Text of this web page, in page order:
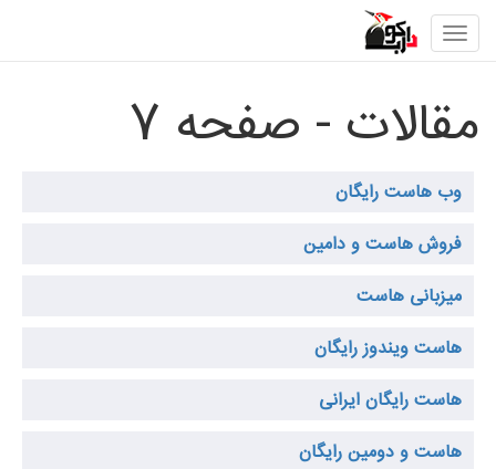
Toggle
navigation
مقالات - صفحه 7
وب هاست رایگان
فروش هاست و دامین
میزبانی هاست
هاست ویندوز رایگان
هاست رایگان ایرانی
هاست و دومین رایگان